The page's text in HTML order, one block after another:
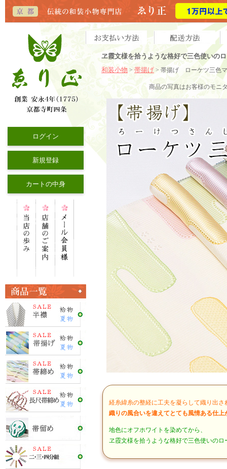
ログイン
新規登録
カートの中身
ヱ霞文様を拾うような格好で三色使いの
和装小物 > 帯揚げ > 帯揚げ ローケツ三色
商品の写真はお客様のモニ
経糸緯糸の整経に工夫を凝らして織り出
織りの風合いを違えてとても風情ある仕上
地色にオフホワイトを染めてから、
ヱ霞文様を拾うような格好で三色使いの